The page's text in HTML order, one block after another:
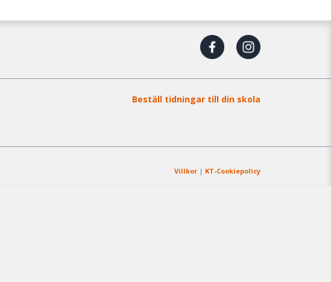
Beställ tidningar till din skola
Villkor | KT-Cookiepolicy